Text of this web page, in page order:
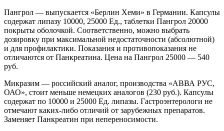
Пангрол — выпускается «Берлин Хеми» в Германии. Капсулы
содержат липазу 10000, 25000 Ед., таблетки Пангрол 20000
покрыты оболочкой. Соответственно, можно выбрать
дозировку при максимальной недостаточности (абсолютной)
и для профилактики. Показания и противопоказания не
отличаются от Панкреатина. Цена на Пангрол 25000 — 540
руб.
Микразим — российский аналог, производства «АВВА РУС,
ОАО», стоит меньше немецких аналогов (230 руб.). Капсулы
содержат по 10000 и 25000 Ед. липазы. Гастроэнтерологи не
отмечают каких-либо отличий от зарубежных препаратов.
Заменяет Панкреатин при непереносимости.